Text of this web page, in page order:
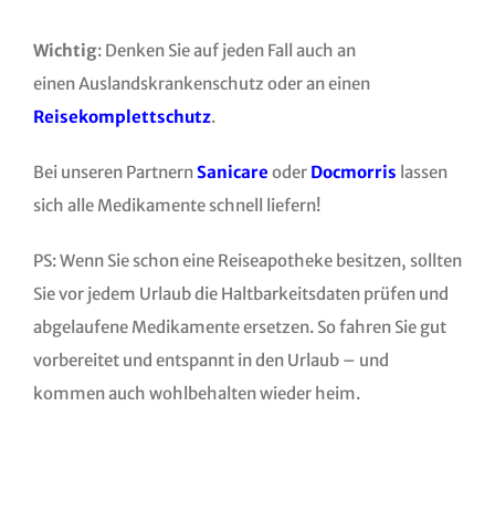
Wichtig: Denken Sie auf jeden Fall auch an
einen Auslandskrankenschutz oder an einen
Reisekomplettschutz.
Bei unseren PartnernSanicare oder Docmorris lassen
sich alle Medikamente schnell liefern!
PS: Wenn Sie schon eine Reiseapotheke besitzen, sollten
Sie vor jedem Urlaub die Haltbarkeitsdaten prüfen und
abgelaufene Medikamente ersetzen. So fahren Sie gut
vorbereitet und entspannt in den Urlaub – und
kommen auch wohlbehalten wieder heim.